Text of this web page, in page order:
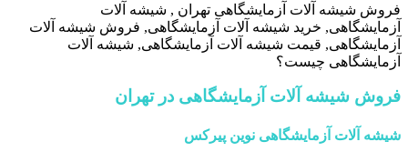
فروش شیشه آلات آزمایشگاهی تهران , شیشه آلات
آزمایشگاهی, خرید شیشه آلات آزمایشگاهی, فروش شیشه آلات
آزمایشگاهی, قیمت شیشه آلات آزمایشگاهی, شیشه آلات
آزمایشگاهی چیست؟
فروش شیشه آلات آزمایشگاهی در تهران
شیشه آلات آزمایشگاهی نوین پیرکس